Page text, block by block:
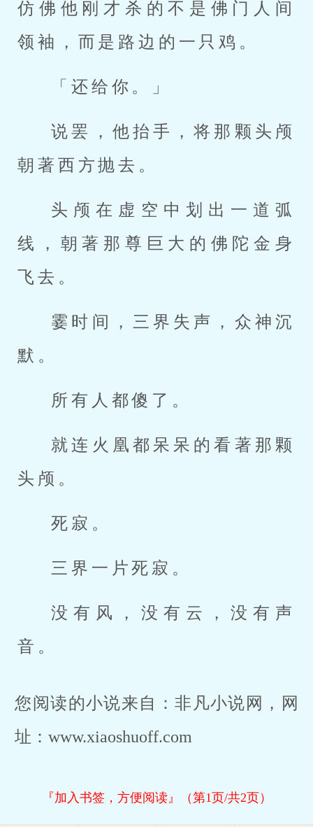
仿佛他刚才杀的不是佛门人间
领袖，而是路边的一只鸡。
「还给你。」
说罢，他抬手，将那颗头颅
朝著西方抛去。
头颅在虚空中划出一道弧
线，朝著那尊巨大的佛陀金身
飞去。
霎时间，三界失声，众神沉
默。
所有人都傻了。
就连火凰都呆呆的看著那颗
头颅。
死寂。
三界一片死寂。
没有风，没有云，没有声
音。
您阅读的小说来自：非凡小说网，网
址：www.xiaoshuoff.com
『加入书签，方便阅读』（第1页/共2页）